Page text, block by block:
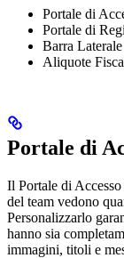
Portale di
Portale di
Barra
Aliquote
Portale di
Il Portale di
del team vedono
Personalizzarlo
hanno sia
immagini, titoli e